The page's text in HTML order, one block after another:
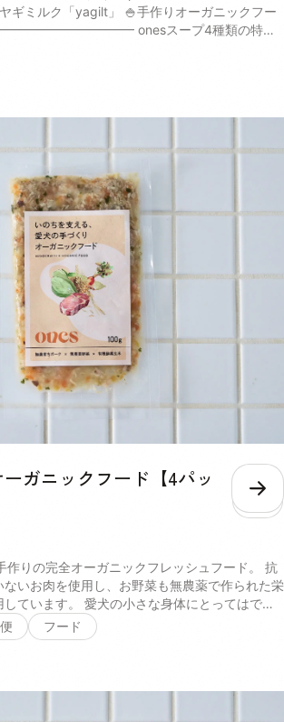
～2週間このくらいの期間を目安に全量をones
に切り替えて移行は完了です。1パック（具材
ロくらいのわんちゃんの1食分を目安にお作り
んの体質によってごはんの量は個体差が大きく
を観察しながら量はご調整くださいませ。 成
、スープがおよそ50gとなります）お肉に関し
の若鶏のむね肉のみを脂質の多い皮を取り除き、
ム使用しております。●チキン【酵素玄米メニュ
パク質8.67g脂質0.76g炭水化物8.19g糖質
メニュー】エネルギー87タンパク質8.4g脂質
質6.8g●ポーク【酵素玄米メニュー】エネルギ
脂質2.09g炭水化物8.26g糖質7.34g【有機さ
ネルギー86.5タンパク質8.26g脂質1.97g炭水化
ギミルク「yagilt」 🍚手作りオーガニックフー
onesスープ4種類の特徴
り・シニアサポート 💛 Yellow尿路・水分代
Green腸活・消化・免疫サポート 💙 Blue関節・
で、 ✔︎ 水分補給✔︎ 腸活✔︎ 食欲サポート✔︎ 偏食対
やすい大人気商品です🤍
手作りオーガニックフード🥣 忙しい
優しいごはん”を取り入れられる✨ ✔︎ 国産食材使
使用✔︎ 添加物に頼らないごはん✔︎ 食いつきサポ
ードにトッピングするだけでもOK🐶
この夏は、“美味しく自然に水分を摂
気商品を一気に試せる、かなりお得な限定BOXと
限定のため、ぜひお早めに🐾
ガニックフード【4パッ
こ
作りの完全オーガニックフレッシュフード。 抗
いお肉を使用し、お野菜も無農薬で作られた栄
ています。 愛犬の小さな身体にとってはでき
的な農薬への配慮、抗生物質などが一切使われ
えることができます。 有機発酵玄米は、毎日
るので偏食、少食のわんちゃんはトッピングな
フード